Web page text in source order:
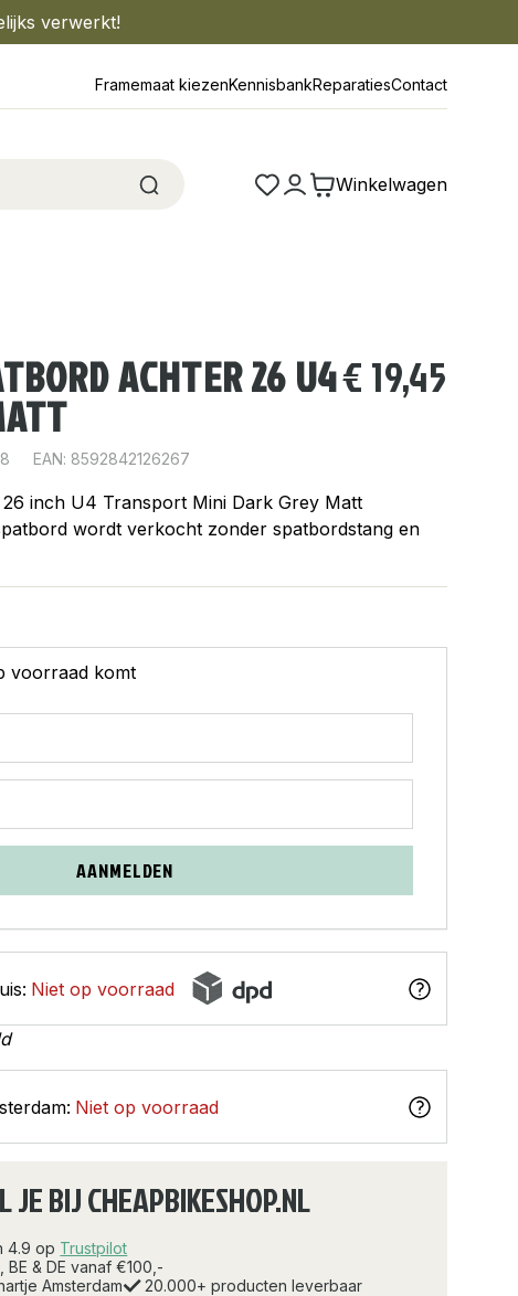
verwerkt!
Framemaat kiezenKennisbankReparatiesContact
Winkelwagen
ACHTER 26 U4€ 19,45
EAN: 8592842126267
inch U4 Transport Mini Dark Grey Matt
wordt verkocht zonder spatbordstang en
voorraad komt
AANMELDEN
Niet op voorraad
Niet op voorraad
JE BIJ CHEAPBIKESHOP.NL
4.9 op Trustpilot
& DE vanaf €100,-
Amsterdam
20.000+ producten leverbaar